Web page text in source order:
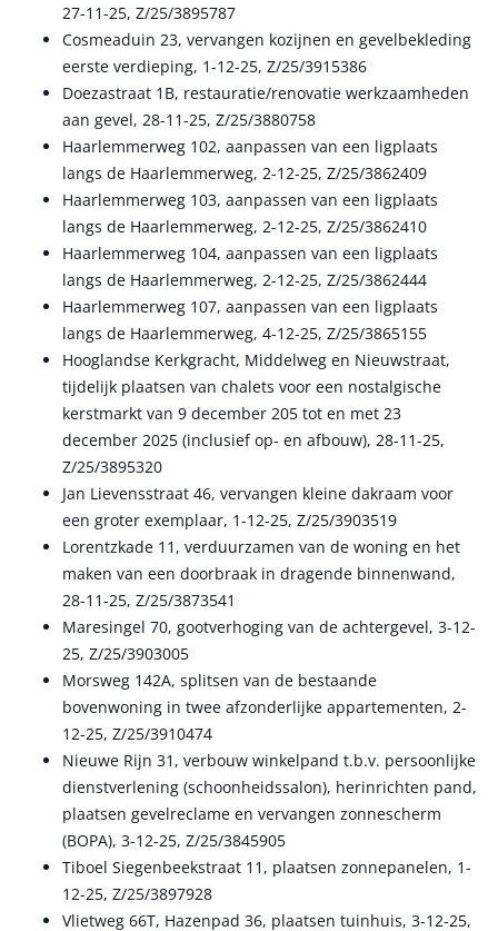
27-11-25, Z/25/3895787
Cosmeaduin 23, vervangen kozijnen en gevelbekleding
eerste verdieping, 1-12-25, Z/25/3915386
Doezastraat 1B, restauratie/renovatie werkzaamheden
aan gevel, 28-11-25, Z/25/3880758
Haarlemmerweg 102, aanpassen van een ligplaats
langs de Haarlemmerweg, 2-12-25, Z/25/3862409
Haarlemmerweg 103, aanpassen van een ligplaats
langs de Haarlemmerweg, 2-12-25, Z/25/3862410
Haarlemmerweg 104, aanpassen van een ligplaats
langs de Haarlemmerweg, 2-12-25, Z/25/3862444
Haarlemmerweg 107, aanpassen van een ligplaats
langs de Haarlemmerweg, 4-12-25, Z/25/3865155
Hooglandse Kerkgracht, Middelweg en Nieuwstraat,
tijdelijk plaatsen van chalets voor een nostalgische
kerstmarkt van 9 december 205 tot en met 23
december 2025 (inclusief op- en afbouw), 28-11-25,
Z/25/3895320
Jan Lievensstraat 46, vervangen kleine dakraam voor
een groter exemplaar, 1-12-25, Z/25/3903519
Lorentzkade 11, verduurzamen van de woning en het
maken van een doorbraak in dragende binnenwand,
28-11-25, Z/25/3873541
Maresingel 70, gootverhoging van de achtergevel, 3-12-
25, Z/25/3903005
Morsweg 142A, splitsen van de bestaande
bovenwoning in twee afzonderlijke appartementen, 2-
12-25, Z/25/3910474
Nieuwe Rijn 31, verbouw winkelpand t.b.v. persoonlijke
dienstverlening (schoonheidssalon), herinrichten pand,
plaatsen gevelreclame en vervangen zonnescherm
(BOPA), 3-12-25, Z/25/3845905
Tiboel Siegenbeekstraat 11, plaatsen zonnepanelen, 1-
12-25, Z/25/3897928
Vlietweg 66T, Hazenpad 36, plaatsen tuinhuis, 3-12-25,